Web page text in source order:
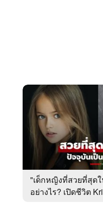
"เด็กหญิงที่สวยที่สุด
อย่างไร? เปิดชีวิต